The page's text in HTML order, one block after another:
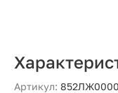
Артикул: